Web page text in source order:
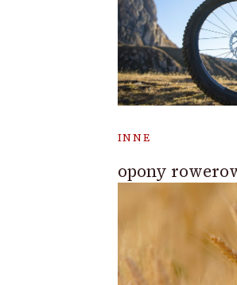
INNE
opony